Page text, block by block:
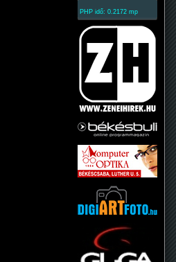
PHP idő: 0.2172 mp